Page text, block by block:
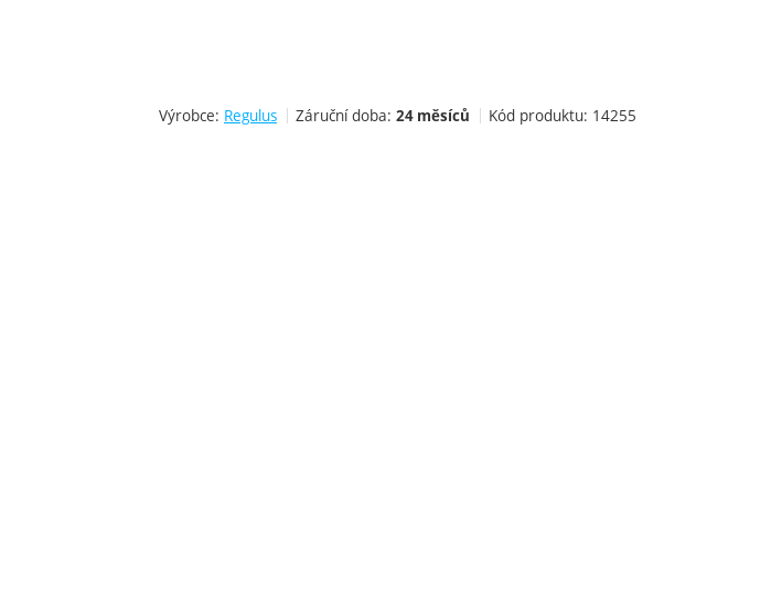
Výrobce: Regulus Záruční doba: 24 měsíců Kód produktu: 14255